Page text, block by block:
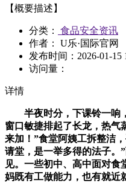
【概要描述】
分类：
食品安全资讯
作者： U乐·国际官网
发布时间： 2026-01-15
访问量：
详情
半夜时分，下课铃一响
窗口敏捷排起了长龙，热气
来加！”食堂阿姨工拆整洁
请堂，是一举多得的法子。
见。一些初中、高中面对食
妈既有工做能力，也有就近